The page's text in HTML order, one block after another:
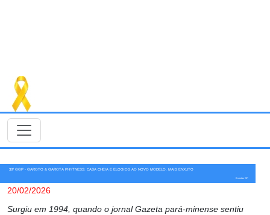
30º GGP - GAROTO & GAROTA PHYTNESS: CASA CHEIA E ELOGIOS AO NOVO MODELO, MAIS ENXUTO
Eventos GP
20/02/2026
Surgiu em 1994, quando o jornal Gazeta pará-minense sentiu